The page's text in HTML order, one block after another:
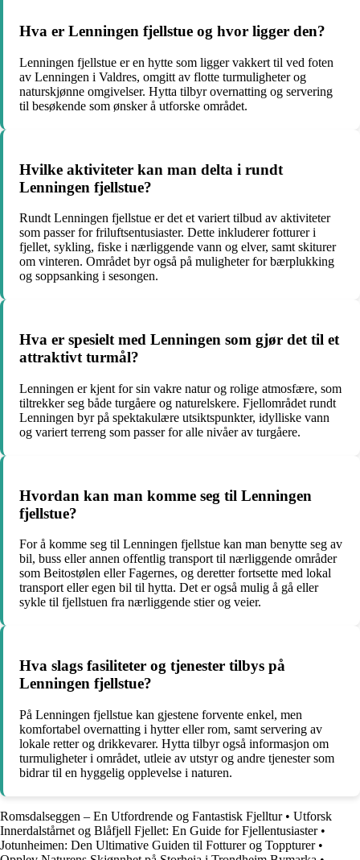
Hva er Lenningen fjellstue og hvor ligger den?
Lenningen fjellstue er en hytte som ligger vakkert til ved foten
av Lenningen i Valdres, omgitt av flotte turmuligheter og
naturskjønne omgivelser. Hytta tilbyr overnatting og servering
til besøkende som ønsker å utforske området.
Hvilke aktiviteter kan man delta i rundt
Lenningen fjellstue?
Rundt Lenningen fjellstue er det et variert tilbud av aktiviteter
som passer for friluftsentusiaster. Dette inkluderer fotturer i
fjellet, sykling, fiske i nærliggende vann og elver, samt skiturer
om vinteren. Området byr også på muligheter for bærplukking
og soppsanking i sesongen.
Hva er spesielt med Lenningen som gjør det til et
attraktivt turmål?
Lenningen er kjent for sin vakre natur og rolige atmosfære, som
tiltrekker seg både turgåere og naturelskere. Fjellområdet rundt
Lenningen byr på spektakulære utsiktspunkter, idylliske vann
og variert terreng som passer for alle nivåer av turgåere.
Hvordan kan man komme seg til Lenningen
fjellstue?
For å komme seg til Lenningen fjellstue kan man benytte seg av
bil, buss eller annen offentlig transport til nærliggende områder
som Beitostølen eller Fagernes, og deretter fortsette med lokal
transport eller egen bil til hytta. Det er også mulig å gå eller
sykle til fjellstuen fra nærliggende stier og veier.
Hva slags fasiliteter og tjenester tilbys på
Lenningen fjellstue?
På Lenningen fjellstue kan gjestene forvente enkel, men
komfortabel overnatting i hytter eller rom, samt servering av
lokale retter og drikkevarer. Hytta tilbyr også informasjon om
turmuligheter i området, utleie av utstyr og andre tjenester som
bidrar til en hyggelig opplevelse i naturen.
Romsdalseggen – En Utfordrende og Fantastisk Fjelltur• Utforsk
Innerdalstårnet og Blåfjell Fjellet: En Guide for Fjellentusiaster•
Jotunheimen: Den Ultimative Guiden til Fotturer og Toppturer•